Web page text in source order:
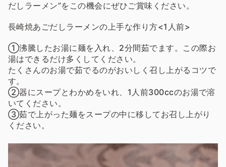
だしラーメン”をこの機会にぜひご賞味ください。
長崎焼あごだしラーメンの上手な作り方<1人前>
①沸騰したお湯に麺を入れ、2分間茹でます。この際お
湯はできるだけ多くしてください。
たくさんのお湯で茹でるのがおいしく召し上がるコツで
す。
②器にスープとわかめをいれ、1人前300ccのお湯で溶
いてください。
③茹で上がった麺をスープの中に移してお召し上がり
ください。